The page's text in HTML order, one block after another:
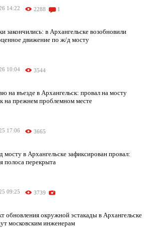
14:22 2288 1
закончились: в Архангельске возобновили
движение по ж/д мосту
10:04 3544
на въезде в Архангельск: провал на мосту
на прежнем проблемном месте
17:06 3665
мосту в Архангельске зафиксирован провал:
полоса перекрыта
09:25 3739
обновления окружной эстакады в Архангельске
московским инженерам